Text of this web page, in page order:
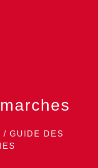
/ GUIDE DES